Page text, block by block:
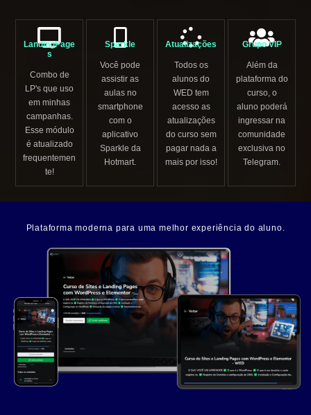
LandingPage
s
Combo de
LP's que uso
em minhas
campanhas.
Esse módulo
é atualizado
frequentemen
te!
Sparkle
Você pode
assistir as
aulas no
smartphone
com o
aplicativo
Sparkle da
Hotmart.
Atualizações
Todos os
alunos do
WED tem
acesso as
atualizações
do curso sem
pagar nada a
mais por isso!
Grupo VIP
Além da
plataforma do
curso, o
aluno poderá
ingressar na
comunidade
exclusiva no
Telegram.
Plataforma moderna para uma melhor experiência do aluno.